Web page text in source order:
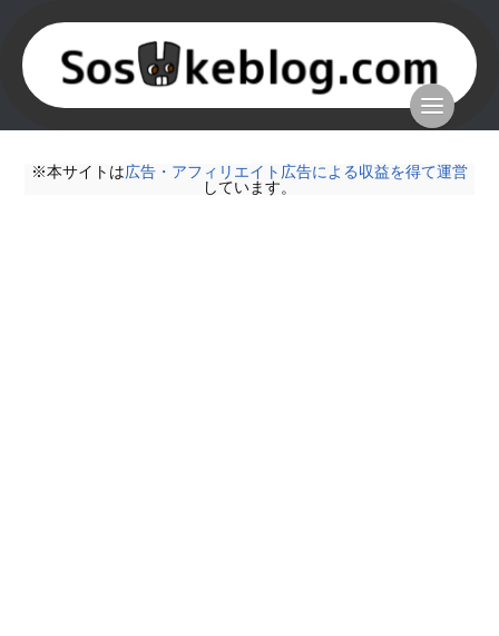
※本サイトは広告・アフィリエイト広告による収益を得て運営
しています。